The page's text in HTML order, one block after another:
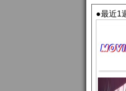
●最近1